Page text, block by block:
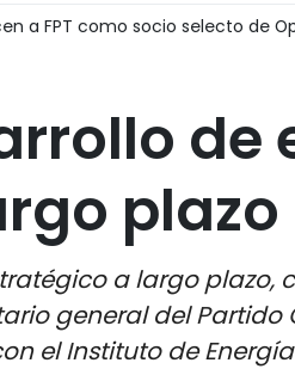
a FPT como socio selecto de
de
plazo
a largo plazo,
general del Partido
el Instituto de